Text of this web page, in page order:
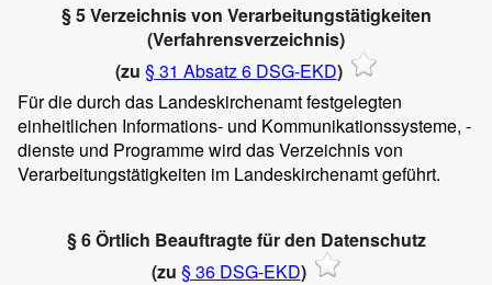
§ 5 Verzeichnis von Verarbeitungstätigkeiten
(Verfahrensverzeichnis)
(zu § 31 Absatz 6 DSG-EKD)
Für die durch das Landeskirchenamt festgelegten
einheitlichen Informations- und Kommunikationssysteme, -
dienste und Programme wird das Verzeichnis von
Verarbeitungstätigkeiten im Landeskirchenamt geführt.
§ 6 Örtlich Beauftragte für den Datenschutz
(zu § 36 DSG-EKD)